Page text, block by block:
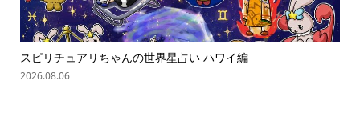
スピリチュアリちゃんの世界星占い ハワイ編
2026.08.06